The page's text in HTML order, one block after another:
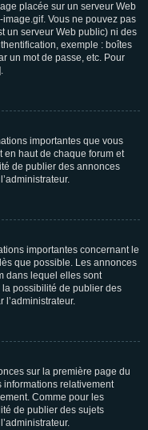
placée sur un serveur Web
Vous ne pouvez pas
un serveur Web public) ni des
exemple : boîtes
un mot de passe, etc. Pour
importantes que vous
haut de chaque forum et
de publier des annonces
importantes concernant le
que possible. Les annonces
dans lequel elles sont
possibilité de publier des
l’administrateur.
sur la première page du
relativement
Comme pour les
de publier des sujets